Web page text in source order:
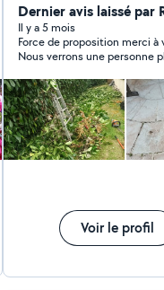
votre disposition pour tous travaux de : - jardinage, -
tonte de pelouse, - taille de haie, -
arbres, - retourner la
feuillages, - création
plantations intérieure
terrasses avec
et produits", Nettoyage et entretien de vos intérieurs ;
-des moquettes, -matelas, tapis,fauteuil, etc. avec
matériel adéquat " aide
propositions. Bien à
vingt-dix sept- vingt-
Dernier avis laissé par
Il y a 5 mois
Force de proposition merci
Nous verrons une personne
Voir le profil